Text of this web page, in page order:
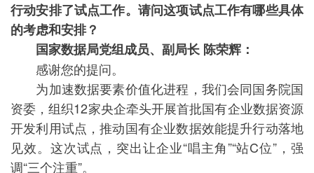
行动安排了试点工作。请问这项试点工作有哪些具体
的考虑和安排？
国家数据局党组成员、副局长 陈荣辉：
感谢您的提问。
为加速数据要素价值化进程，我们会同国务院国
资委，组织12家央企牵头开展首批国有企业数据资源
开发利用试点，推动国有企业数据效能提升行动落地
见效。这次试点，突出让企业“唱主角”“站C位”，强
调“三个注重”。